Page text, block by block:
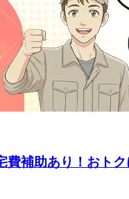
補助あり！おト